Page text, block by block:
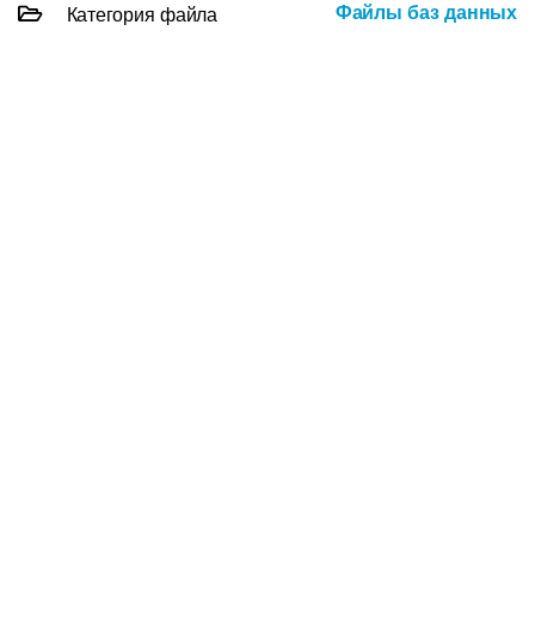
Категория файла Файлы баз данных